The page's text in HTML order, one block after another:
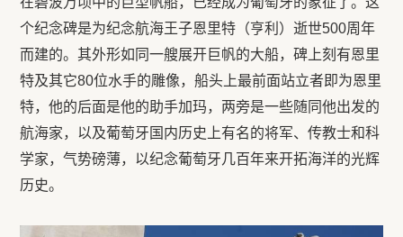
个纪念碑是为纪念航海王子恩里特（亨利）逝世500周年
而建的。其外形如同一艘展开巨帆的大船，碑上刻有恩里
特及其它80位水手的雕像，船头上最前面站立者即为恩里
特，他的后面是他的助手加玛，两旁是一些随同他出发的
航海家，以及葡萄牙国内历史上有名的将军、传教士和科
学家，气势磅薄，以纪念葡萄牙几百年来开拓海洋的光辉
历史。